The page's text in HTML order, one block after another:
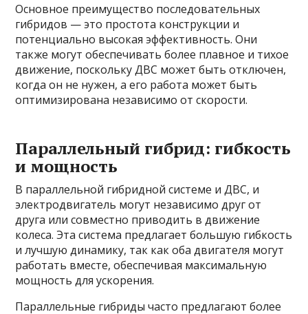
Основное преимущество последовательных
гибридов — это простота конструкции и
потенциально высокая эффективность. Они
также могут обеспечивать более плавное и тихое
движение, поскольку ДВС может быть отключен,
когда он не нужен, а его работа может быть
оптимизирована независимо от скорости.
Параллельный гибрид: гибкость
и мощность
В параллельной гибридной системе и ДВС, и
электродвигатель могут независимо друг от
друга или совместно приводить в движение
колеса. Эта система предлагает большую гибкость
и лучшую динамику, так как оба двигателя могут
работать вместе, обеспечивая максимальную
мощность для ускорения.
Параллельные гибриды часто предлагают более